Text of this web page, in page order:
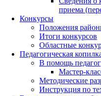
приема
Конкурсы
Положения
Итоги конкурсов
Областные
Педагогическая
В помощь
Мастер-
Методические
Инструкция по